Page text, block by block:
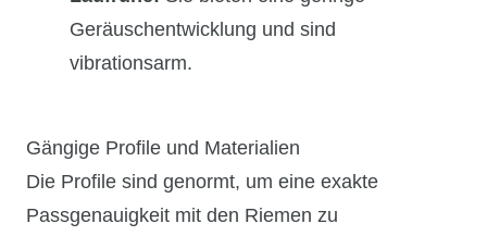
Geräuschentwicklung und sind
vibrationsarm.
Gängige Profile und Materialien
Die Profile sind genormt, um eine exakte
Passgenauigkeit mit den Riemen zu